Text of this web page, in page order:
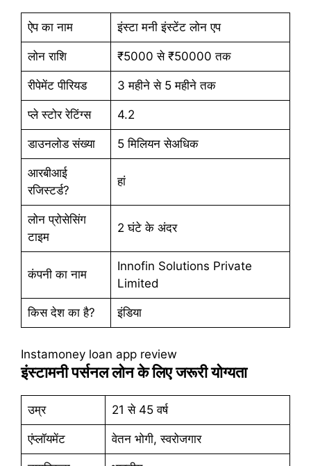
ऐप का नाम इंस्टा मनी इंस्टेंट लोन एप
लोन राशि ₹5000 से ₹50000 तक
रीपेमेंट पीरियड 3 महीने से 5 महीने तक
प्ले स्टोर रेटिंग्स 4.2
डाउनलोड संख्या 5 मिलियन सेअधिक
आरबीआई
रजिस्टर्ड?
हां
लोन प्रोसेसिंग
टाइम
2 घंटे के अंदर
कंपनी का नाम
Innofin Solutions Private
Limited
किस देश का है? इंडिया
Instamoney loan app review
इंस्टामनी पर्सनल लोन के लिए जरूरी योग्यता
उम्र 21 से 45 वर्ष
एंप्लॉयमेंट वेतन भोगी, स्वरोजगार